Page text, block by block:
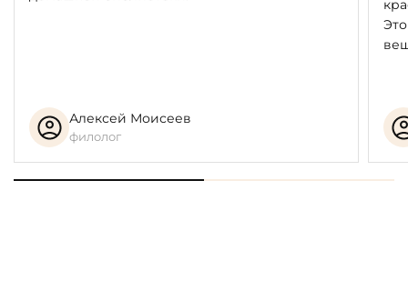
Алексей Моисеев
филолог